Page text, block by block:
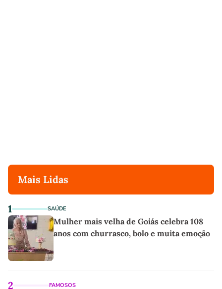
Mais Lidas
1 SAÚDE
Mulher mais velha de Goiás celebra 108
anos com churrasco, bolo e muita emoção
2 FAMOSOS